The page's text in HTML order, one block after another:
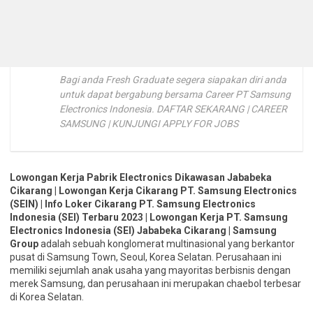
Bagi anda Fresh Graduate segera siapakan diri anda
untuk dapat bergabung bersama Career PT Samsung
Electronics Indonesia. DAFTAR SEKARANG | CAREER
SAMSUNG | KUNJUNGI APPLY FOR JOBS
Lowongan Kerja Pabrik Electronics Dikawasan Jababeka
Cikarang | Lowongan Kerja Cikarang PT. Samsung Electronics
(SEIN) | Info Loker Cikarang PT. Samsung Electronics
Indonesia (SEI) Terbaru 2023 | Lowongan Kerja PT. Samsung
Electronics Indonesia (SEI) Jababeka Cikarang | Samsung
Groupadalah sebuah konglomerat multinasional yang berkantor
pusat di Samsung Town, Seoul, Korea Selatan. Perusahaan ini
memiliki sejumlah anak usaha yang mayoritas berbisnis dengan
merek Samsung, dan perusahaan ini merupakan chaebol terbesar
di Korea Selatan.